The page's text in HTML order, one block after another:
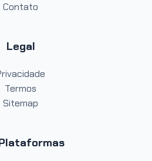
Contato
Legal
Termos
Sitemap